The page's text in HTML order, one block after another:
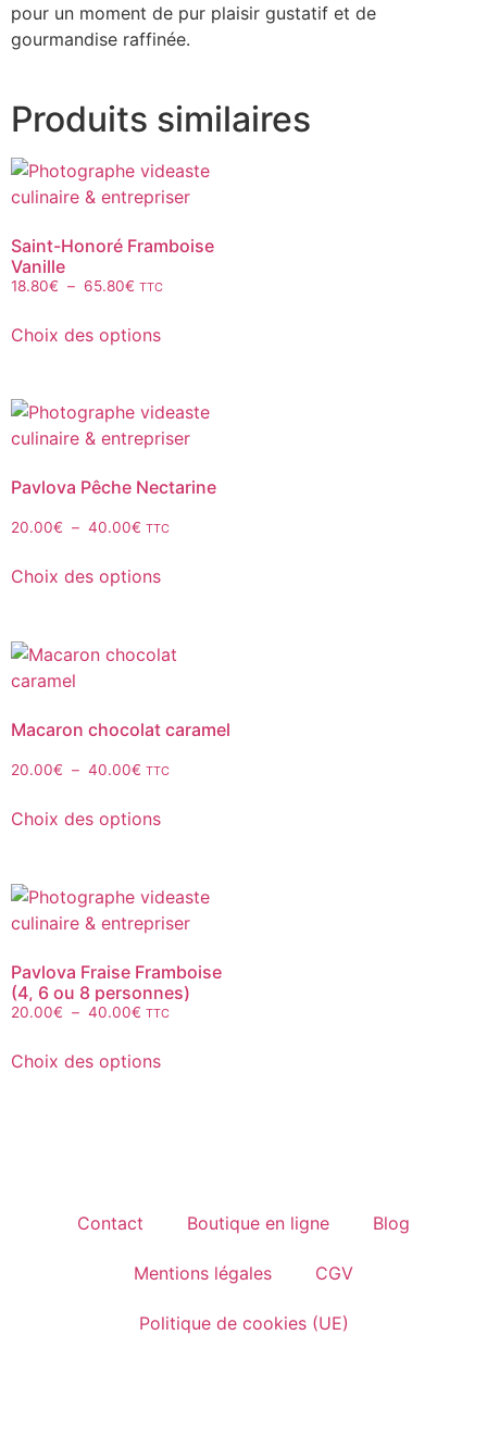
pour un moment de pur plaisir gustatif et de
gourmandise raffinée.
Produits similaires
Saint-Honoré Framboise
Vanille
18.80€ – 65.80€ TTC
Choix des options
Pavlova Pêche Nectarine
20.00€ – 40.00€ TTC
Choix des options
Macaron chocolat caramel
20.00€ – 40.00€ TTC
Choix des options
Pavlova Fraise Framboise
(4, 6 ou 8 personnes)
20.00€ – 40.00€ TTC
Choix des options
Contact Boutique en ligne Blog
Mentions légales CGV
Politique de cookies (UE)